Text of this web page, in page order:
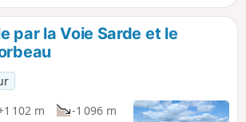
par la Voie Sarde et le
102 m
-1 096 m